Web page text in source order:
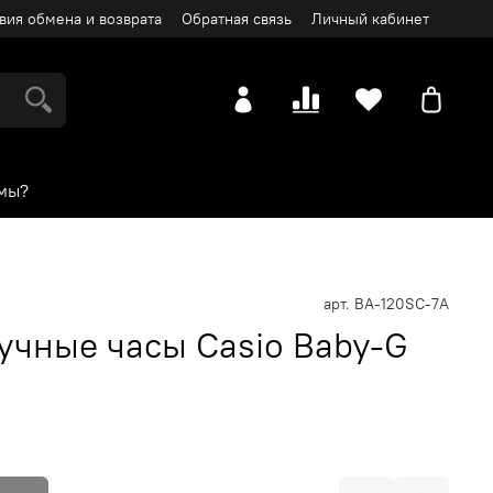
обмена и возврата Обратная связь Личный кабинет
арт. BA-120SC-7A
часы Casio Baby-G